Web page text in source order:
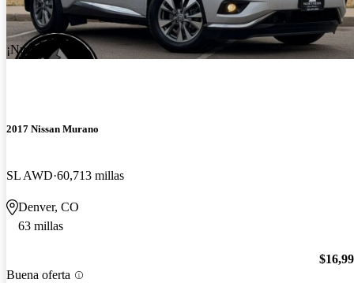
¡Nuevo!
2017 Nissan Murano
SL AWD 60,713 millas
Denver, CO
63 millas
Buena oferta